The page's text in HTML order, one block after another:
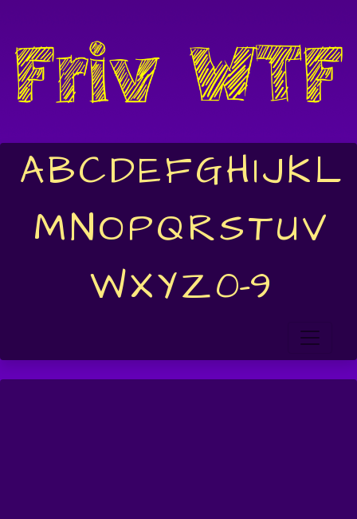
ABCDEFGHIJKL
MNOPQRSTUV
WXYZ0-9